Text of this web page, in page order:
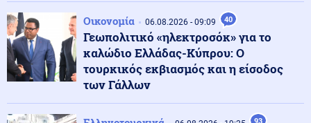
Τουρκία: Σχέδιο διάσωσης για δύο ιστορικά ορθόδοξα
μοναστήρια της Τραπεζούντας
Κόσμος 06.08.2026 - 23:02
Ο Ερντογάν θα επισκεφτεί τη Σαουδική Αραβία την
Οικονομία 06.08.2026 - 09:09 40
Γεωπολιτικό «ηλεκτροσόκ» για το
καλώδιο Ελλάδας-Κύπρου: Ο
τουρκικός εκβιασμός και η είσοδος
των Γάλλων